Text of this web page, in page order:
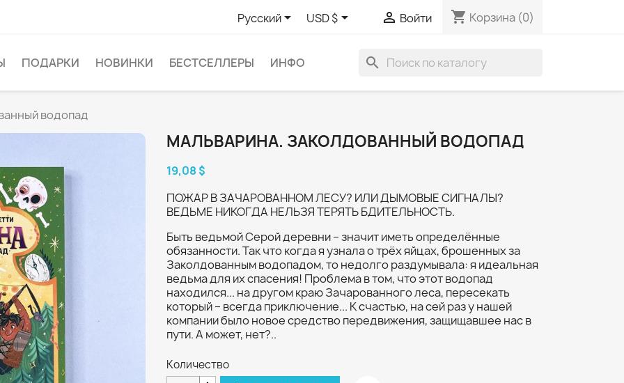
Русский USD $  Войти shopping_cart Корзина (0)
ПОДАРКИ НОВИНКИ БЕСТСЕЛЛЕРЫ ИНФО search
водопад
МАЛЬВАРИНА. ЗАКОЛДОВАННЫЙ ВОДОПАД
19,08 $
ПОЖАР В ЗАЧАРОВАННОМ ЛЕСУ? ИЛИ ДЫМОВЫЕ СИГНАЛЫ?
ВЕДЬМЕ НИКОГДА НЕЛЬЗЯ ТЕРЯТЬ БДИТЕЛЬНОСТЬ.
Быть ведьмой Серой деревни – значит иметь определённые
обязанности. Так что когда я узнала о трёх яйцах, брошенных за
Заколдованным водопадом, то недолго раздумывала: я идеальная
ведьма для их спасения! Проблема в том, что этот водопад
находился... на другом краю Зачарованного леса, пересекать
который – всегда приключение... К счастью, на сей раз у нашей
компании было новое средство передвижения, защищавшее нас в
пути. А может, нет?..
Количество